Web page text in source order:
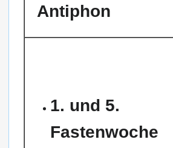
Antiphon
1. und 5.
Fastenwoche